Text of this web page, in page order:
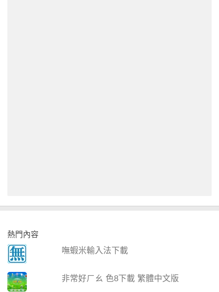
熱門內容
嘸蝦米輸入法下載
非常好ㄏㄠ 色8下載 繁體中文版